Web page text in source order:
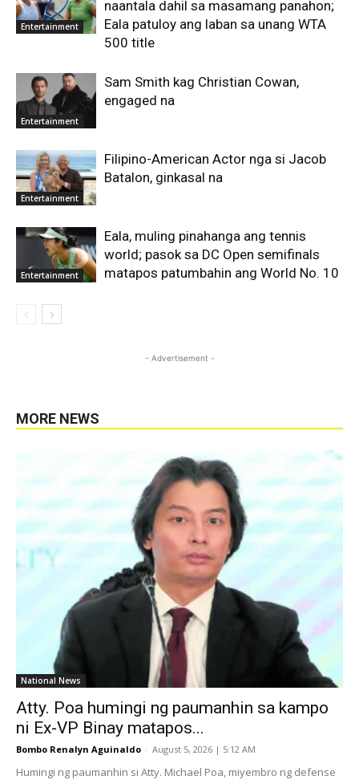
Entertainment
naantala dahil sa masamang panahon;
Eala patuloy ang laban sa unang WTA
500 title
Entertainment
Sam Smith kag Christian Cowan,
engaged na
Entertainment
Filipino-American Actor nga si Jacob
Batalon, ginkasal na
Entertainment
Eala, muling pinahanga ang tennis
world; pasok sa DC Open semifinals
matapos patumbahin ang World No. 10
- Advertisement -
MORE NEWS
National News
Atty. Poa humingi ng paumanhin sa kampo
ni Ex-VP Binay matapos...
Bombo Renalyn Aguinaldo - August 5, 2026 | 5:12 AM
Humingi ng paumanhin si Atty. Michael Poa, miyembro ng defense